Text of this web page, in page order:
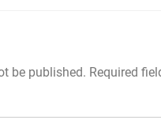
be published. Required